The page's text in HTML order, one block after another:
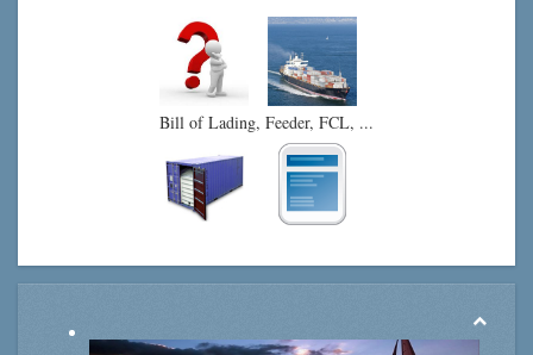
Bill of Lading, Feeder, FCL, ...